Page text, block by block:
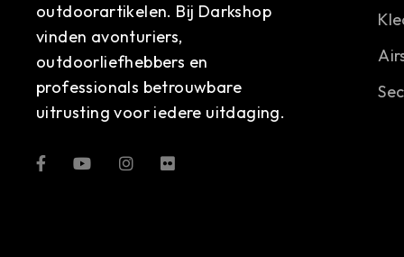
outdoorartikelen. Bij Darkshop
vinden avonturiers,
outdoorliefhebbers en
professionals betrouwbare
uitrusting voor iedere uitdaging.